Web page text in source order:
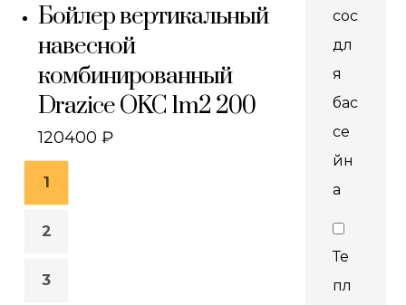
Бойлер вертикальный
навесной
комбинированный
Drazice OKC 1m2 200
120400₽
1
2
3
сос
дл
я
бас
се
йн
а
Те
пл